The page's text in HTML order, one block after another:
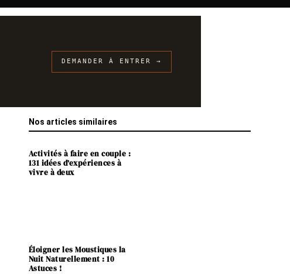
DEMANDER À ENTRER →
Nos articles similaires
Activités à faire en couple :
131 idées d’expériences à
vivre à deux
Éloigner les Moustiques la
Nuit Naturellement : 10
Astuces !